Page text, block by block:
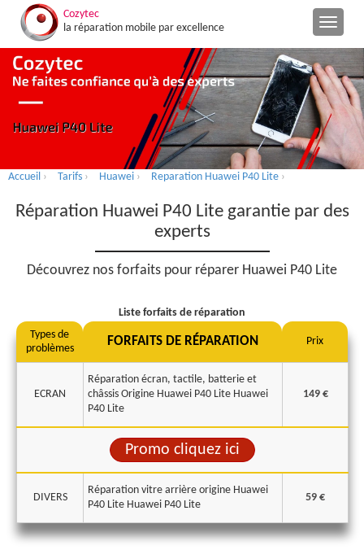
Cozytec
la réparation mobile par excellence
Accueil › Tarifs › Huawei › Reparation Huawei P40 Lite ›
Réparation Huawei P40 Lite garantie par des
experts
Découvrez nos forfaits pour réparer Huawei P40 Lite
Liste forfaits de réparation
Types de
problèmes
FORFAITS DE RÉPARATION Prix
ECRAN
Réparation écran, tactile, batterie et
châssis Origine Huawei P40 Lite Huawei
P40 Lite
149 €
Promo cliquez ici
DIVERS
Réparation vitre arrière origine Huawei
P40 Lite Huawei P40 Lite
59 €